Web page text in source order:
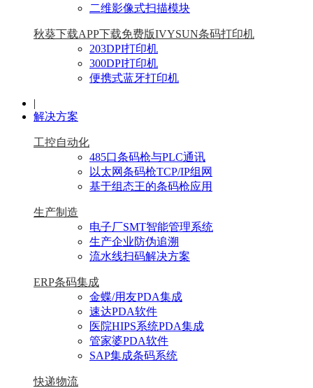
二维影像式扫描模块
秋葵下载APP下载免费版IVYSUN条码打印机
203DPI打印机
300DPI打印机
便携式蓝牙打印机
|
解决方案
工控自动化
485口条码枪与PLC通讯
以太网条码枪TCP/IP组网
基于组态王的条码枪应用
生产制造
电子厂SMT智能管理系统
生产企业防伪追溯
流水线扫码解决方案
ERP条码集成
金蝶/用友PDA集成
速达PDA软件
医院HIPS系统PDA集成
管家婆PDA软件
SAP集成条码系统
快递物流